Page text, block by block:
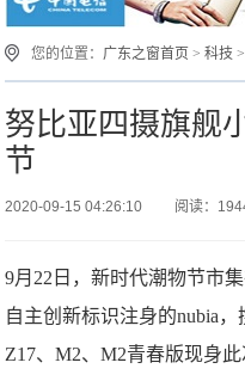
您的位置： 广东之窗首页 >科技
努比亚四摄旗舰
节
2020-09-15 04:26:10 阅读：
9月22日，新时代潮物节市
自主创新标识注身的nubia
Z17、M2、M2青春版现身